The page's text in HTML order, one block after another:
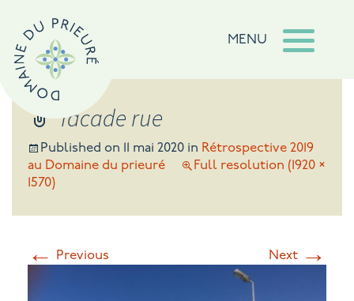
MENU
facade rue
Published on 11 mai 2020 in Rétrospective 2019
au Domaine du prieuré
Full resolution (1920 ×
1570)
← Previous Next →